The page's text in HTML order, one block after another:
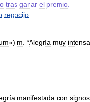
tras ganar el premio
regocijo
») m . *Alegría muy intensa
manifestada con signos